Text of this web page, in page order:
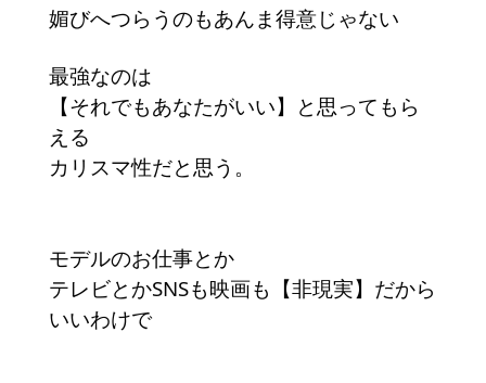
媚びへつらうのもあんま得意じゃない
最強なのは
【それでもあなたがいい】と思ってもら
える
カリスマ性だと思う。
モデルのお仕事とか
テレビとかSNSも映画も【非現実】だから
いいわけで